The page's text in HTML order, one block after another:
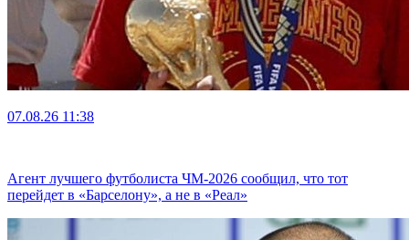
07.08.26 11:38
Агент лучшего футболиста ЧМ-2026 cообщил, что тот
перейдет в «Барселону», а не в «Реал»